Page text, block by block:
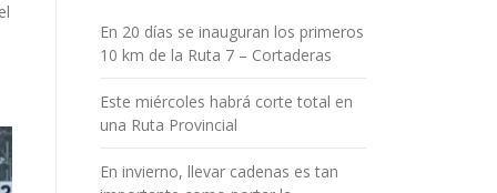
En 20 días se inauguran los primeros
10 km de la Ruta 7 – Cortaderas
Este miércoles habrá corte total en
una Ruta Provincial
En invierno, llevar cadenas es tan